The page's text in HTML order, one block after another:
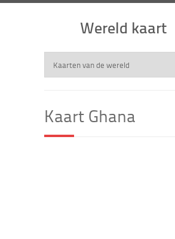
Wereld kaart
Kaart Ghana